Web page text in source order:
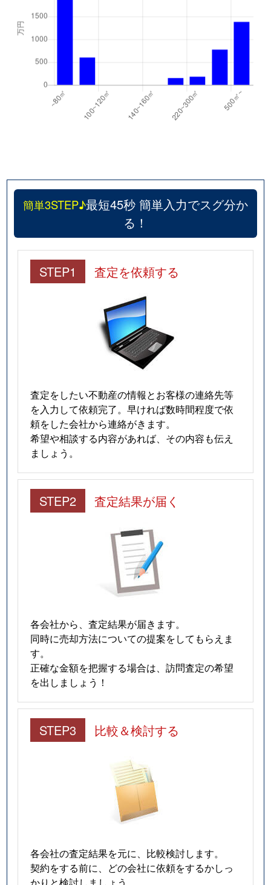
簡単3STEP♪最短45秒 簡単入力でスグ分か
る！
STEP1 査定を依頼する
査定をしたい不動産の情報とお客様の連絡先等
を入力して依頼完了。早ければ数時間程度で依
頼をした会社から連絡がきます。
希望や相談する内容があれば、その内容も伝え
ましょう。
STEP2 査定結果が届く
各会社から、査定結果が届きます。
同時に売却方法についての提案をしてもらえま
す。
正確な金額を把握する場合は、訪問査定の希望
を出しましょう！
STEP3 比較＆検討する
各会社の査定結果を元に、比較検討します。
契約をする前に、どの会社に依頼をするかしっ
かりと検討しましょう。